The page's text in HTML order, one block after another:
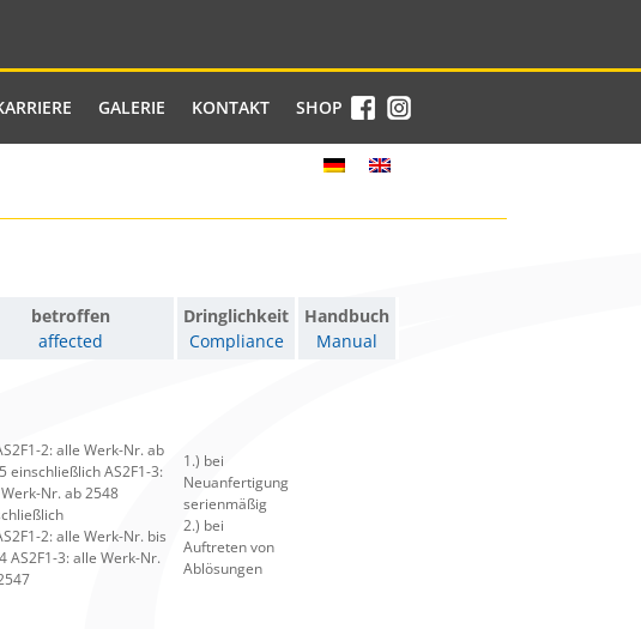
GALERIE KONTAKT SHOP
betroffen
affected
Dringlichkeit
Compliance
Handbuch
Manual
2: alle Werk-Nr. ab
einschließlich AS2F1-3:
Nr. ab 2548
2: alle Werk-Nr. bis
AS2F1-3: alle Werk-Nr.
1.) bei
Neuanfertigung
serienmäßig
2.) bei
Auftreten von
Ablösungen